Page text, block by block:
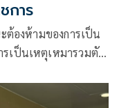
การ
องห้ามของการเป็น
เป็นเหตุเหมารวมตัด